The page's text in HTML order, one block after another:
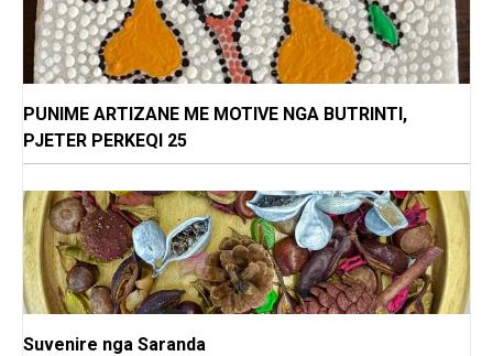
PUNIME ARTIZANE ME MOTIVE NGA BUTRINTI,
PJETER PERKEQI 25
Suvenire nga Saranda